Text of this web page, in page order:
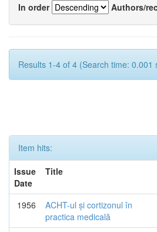
In order
Authors/
Results 1-4 of 4 (Search time: 0.001
Item hits:
Issue
Date
Title
1956
ACHT-ul și cortizonul în
practica medicală